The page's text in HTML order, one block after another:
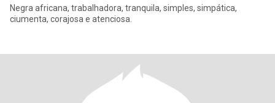
Negra africana, trabalhadora, tranquila, simples, simpática,
ciumenta, corajosa e atenciosa.